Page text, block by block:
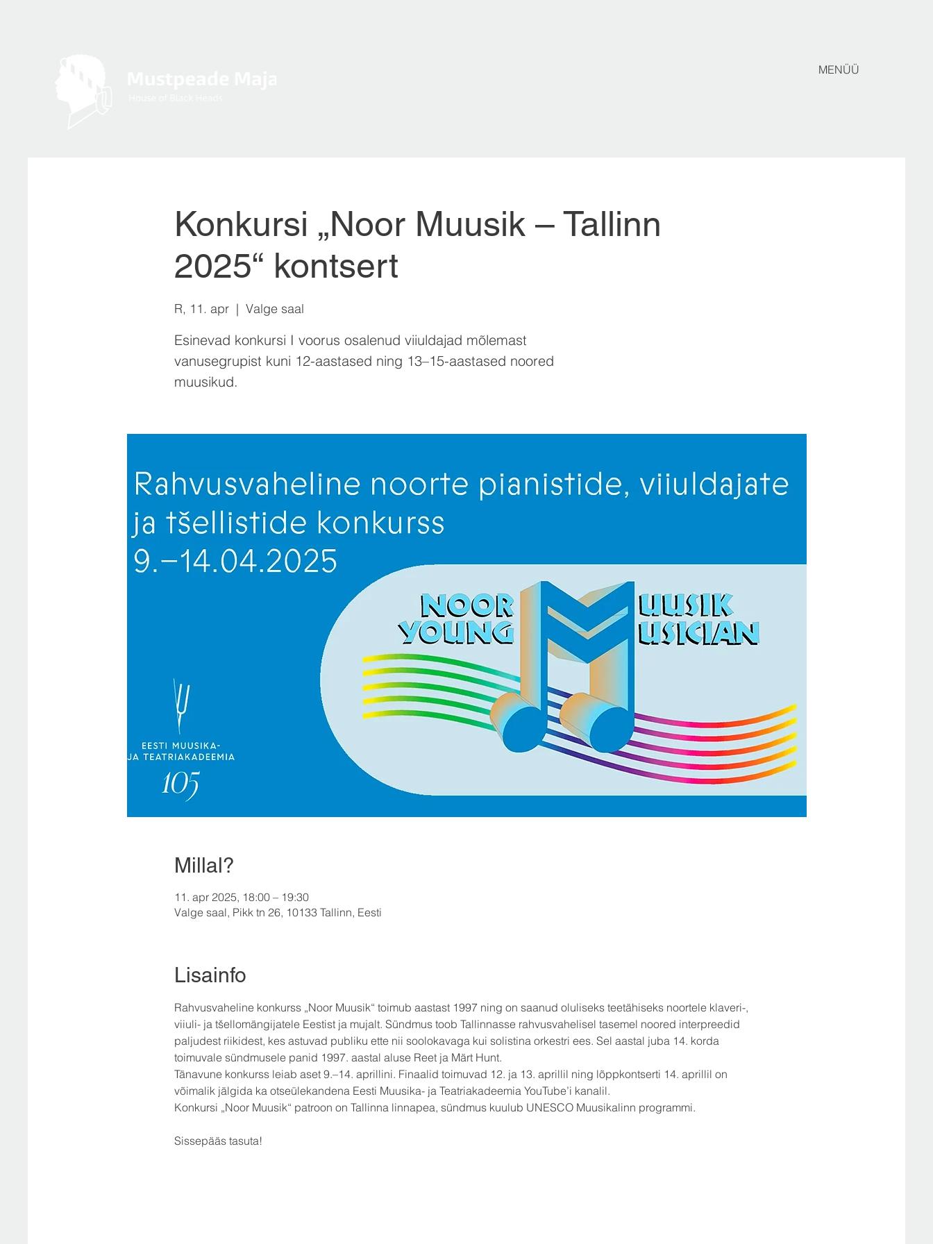
MENÜÜ
Konkursi „Noor Muusik – Tallinn
2025“ kontsert
R, 11. apr
  |
Valge saal
Esinevad konkursi I voorus osalenud viiuldajad mõlemast
vanusegrupist kuni 12-aastased ning 13–15-aastased noored
muusikud.
Millal?
11. apr 2025, 18:00 – 19:30
Valge saal, Pikk tn 26, 10133 Tallinn, Eesti
Lisainfo
Rahvusvaheline konkurss „Noor Muusik“ toimub aastast 1997 ning on saanud oluliseks teetähiseks noortele klaveri-,
viiuli- ja tšellomängijatele Eestist ja mujalt. Sündmus toob Tallinnasse rahvusvahelisel tasemel noored interpreedid
paljudest riikidest, kes astuvad publiku ette nii soolokavaga kui solistina orkestri ees. Sel aastal juba 14. korda
toimuvale sündmusele panid 1997. aastal aluse Reet ja Märt Hunt.
Tänavune konkurss leiab aset 9.–14. aprillini. Finaalid toimuvad 12. ja 13. aprillil ning lõppkontserti 14. aprillil on
võimalik jälgida ka otseülekandena Eesti Muusika- ja Teatriakadeemia YouTube’i kanalil.
Konkursi „Noor Muusik“ patroon on Tallinna linnapea, sündmus kuulub UNESCO Muusikalinn programmi.
Sissepääs tasuta!